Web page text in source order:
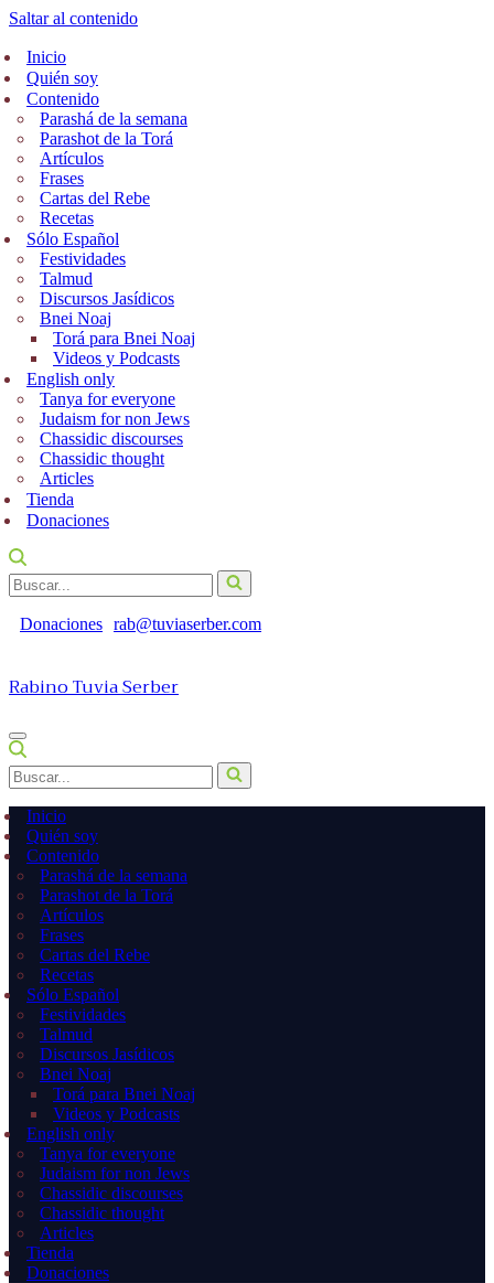
Saltar al contenido
Inicio
Quién soy
Contenido
Parashá de la semana
Parashot de la Torá
Artículos
Frases
Cartas del Rebe
Recetas
Sólo Español
Festividades
Talmud
Discursos Jasídicos
Bnei Noaj
Torá para Bnei Noaj
Videos y Podcasts
English only
Tanya for everyone
Judaism for non Jews
Chassidic discourses
Chassidic thought
Articles
Tienda
Donaciones
Buscar...
Donaciones rab@tuviaserber.com
Rabino Tuvia Serber
Menú
de
navegación
Buscar...
Inicio
Quién soy
Contenido
Parashá de la semana
Parashot de la Torá
Artículos
Frases
Cartas del Rebe
Recetas
Sólo Español
Festividades
Talmud
Discursos Jasídicos
Bnei Noaj
Torá para Bnei Noaj
Videos y Podcasts
English only
Tanya for everyone
Judaism for non Jews
Chassidic discourses
Chassidic thought
Articles
Tienda
Donaciones